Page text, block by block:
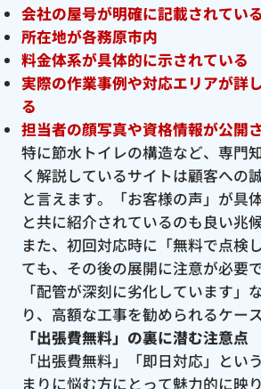
会社の屋号が明確に記載されている
所在地が各務原市内
料金体系が具体的に示されている
実際の作業事例や対応エリアが詳
る
担当者の顔写真や資格情報が公開
特に節水トイレの構造など、専門
く解説しているサイトは顧客への
と言えます。「お客様の声」が具
と共に紹介されているのも良い兆候
また、初回対応時に「無料で点検
ても、その後の展開に注意が必要
「配管が深刻に劣化しています」
り、高額な工事を勧められるケー
「出張費無料」の裏に潜む注意点
「出張費無料」「即日対応」とい
まりに悩む方にとって魅力的に映